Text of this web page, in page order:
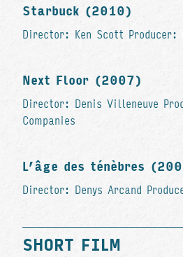
Starbuck (2010)
Director: Ken Scott Producer:
Next Floor (2007)
Director: Denis Villeneuve
Companies
L’âge des ténèbres
Director: Denys Arcand
SHORT FILM